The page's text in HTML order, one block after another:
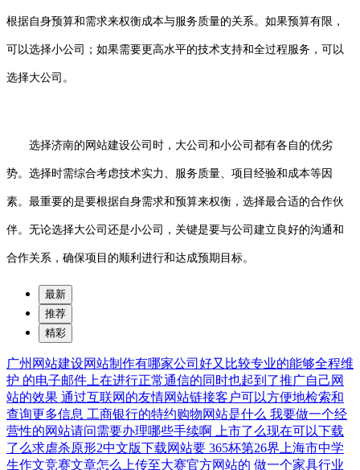
根据自身预算和需求来权衡成本与服务质量的关系。如果预算有限，
可以选择小公司；如果需要更高水平的技术支持和全过程服务，可以
选择大公司。
选择济南的网站建设公司时，大公司和小公司都有各自的优劣
势。选择时需综合考虑技术实力、服务质量、项目经验和成本等因
素。最重要的是要根据自身需求和预算来权衡，选择最合适的合作伙
伴。无论选择大公司还是小公司，关键是要与公司建立良好的沟通和
合作关系，确保项目的顺利进行和达成预期目标。
最新
推荐
精彩
广州网站建设网站制作有哪家公司好又比较专业的能够全程维
护 的电子邮件上在进行正常通信的同时也起到了推广自己网
站的效果 通过互联网的友情网站链接客户可以方便地检索和
查询更多信息 工商银行的特约购物网站是什么 我要做一个经
营性的网站请问需要办理哪些手续啊
上市了么现在可以下载
了么求虐杀原形2中文版下载网站要 365杯第26界上海市中学
生作文竞赛文章怎么上传至大赛官方网站的 做一个家具行业